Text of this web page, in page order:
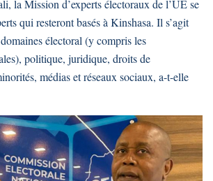
la Mission d’experts électoraux de l’UE se
qui resteront basés à Kinshasa. Il s’agit
électoral (y compris les
politique, juridique, droits de
médias et réseaux sociaux, a-t-elle